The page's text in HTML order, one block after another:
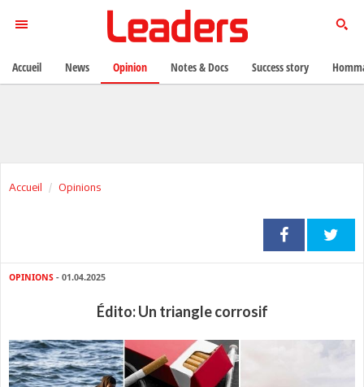
Accueil Opinions
OPINIONS - 01.04.2025
Édito: Un triangle corrosif
Accueil News Opinion Notes & Docs Success story